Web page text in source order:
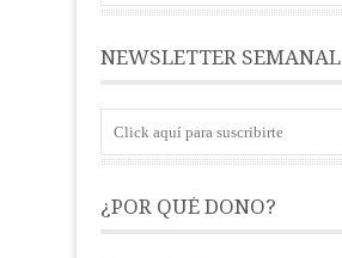
NEWSLETTER SEMANAL
Click aquí para suscribirte
¿POR QUÉ DONO?